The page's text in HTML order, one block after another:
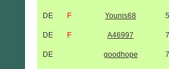
DE F Younis68
DE F A46997
DE goodhope